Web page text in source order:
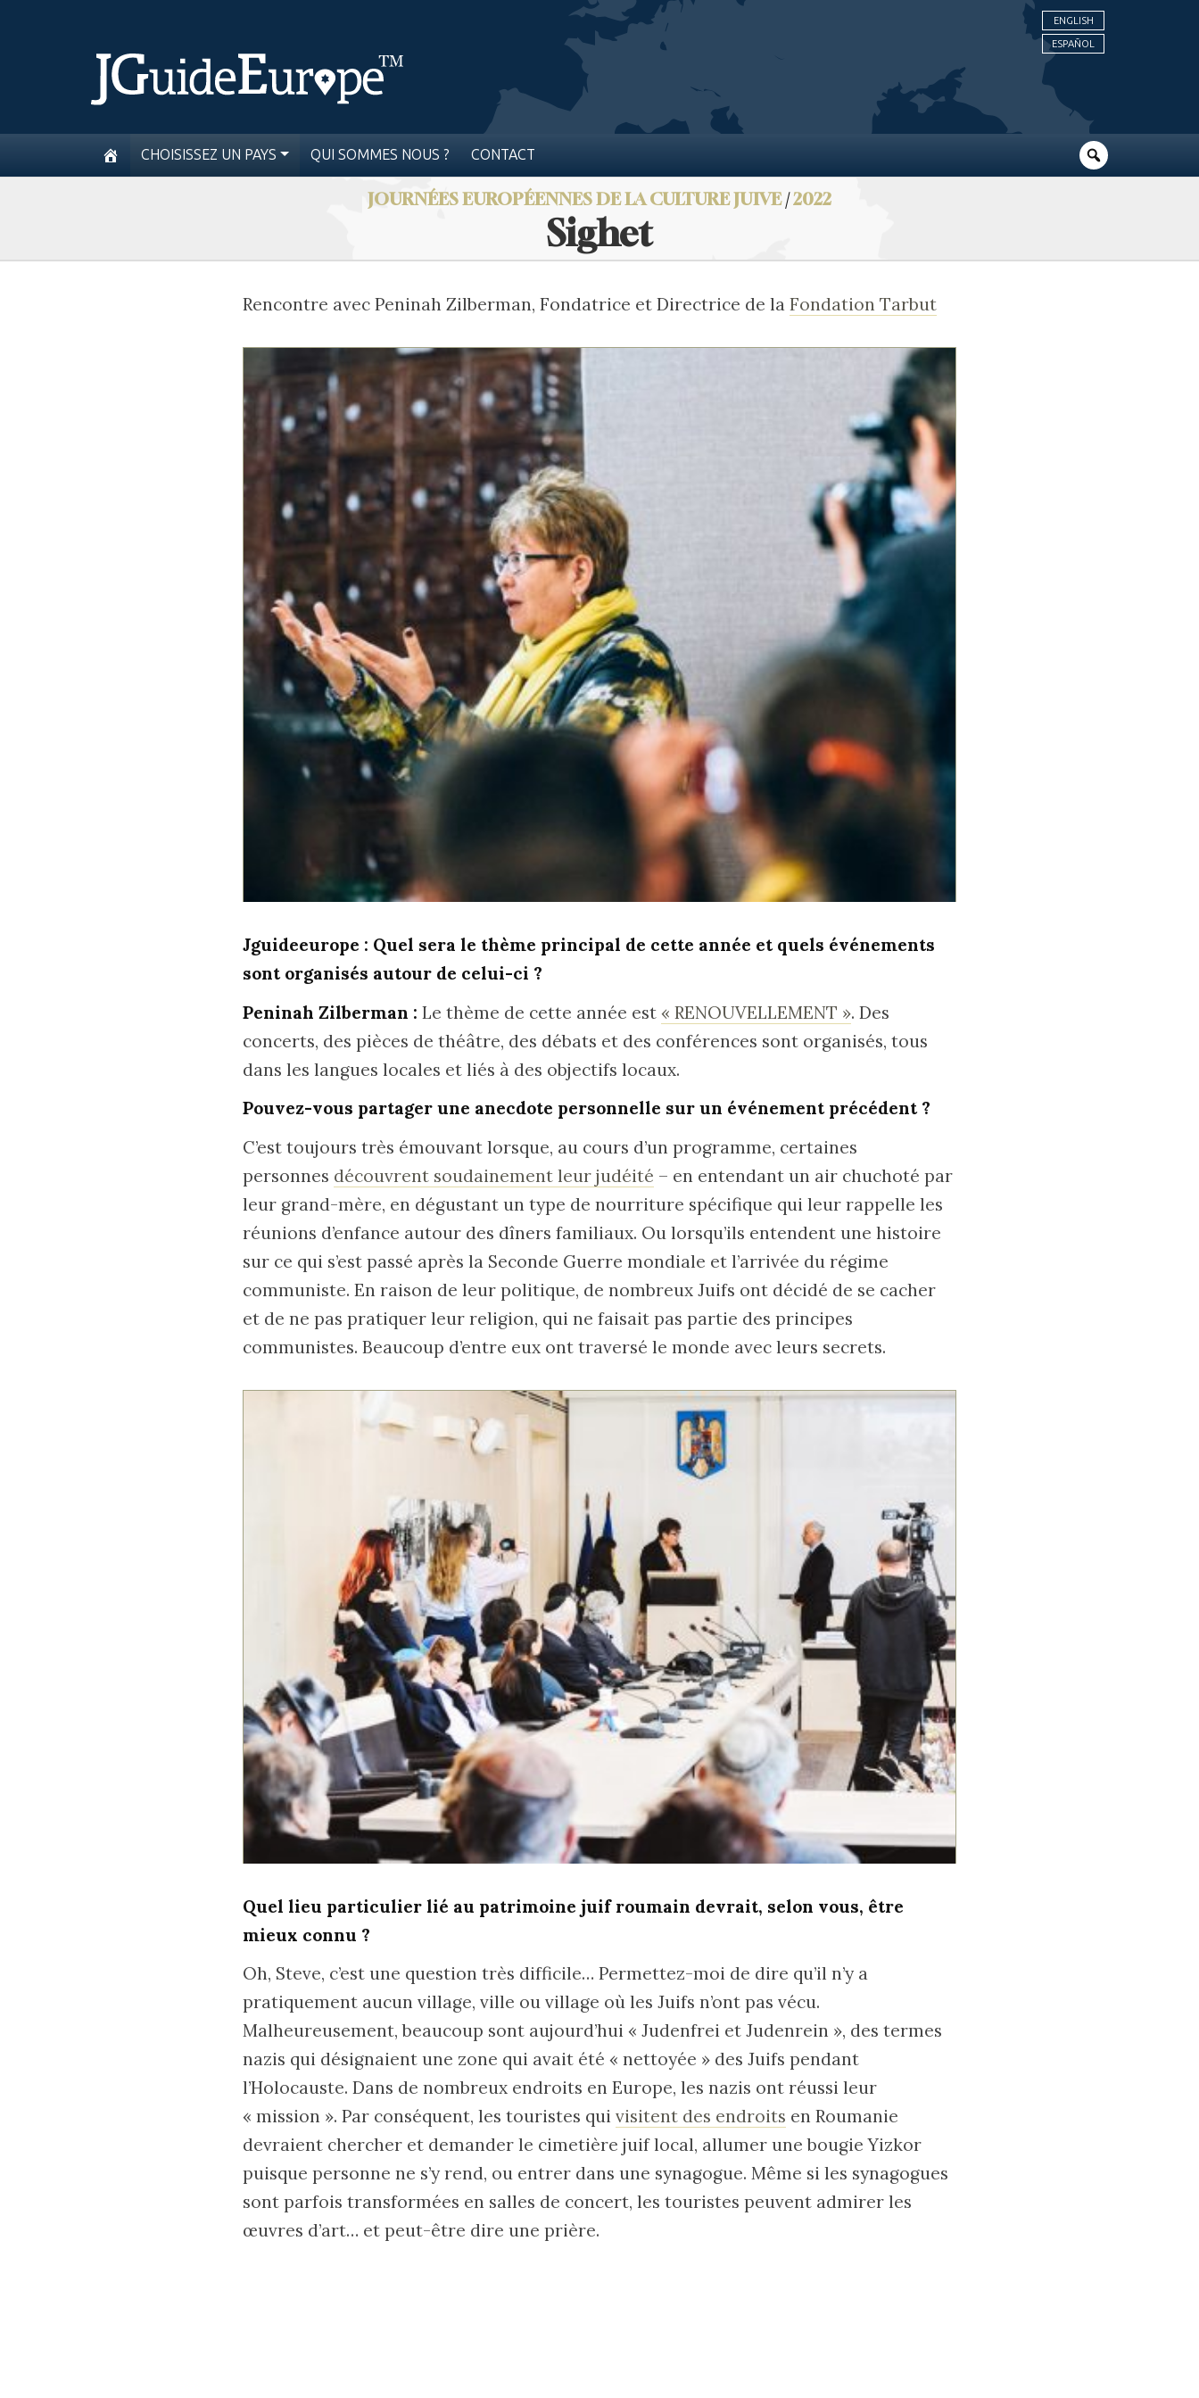
ENGLISH
ESPAÑOL
CHOISISSEZ UN PAYS QUI SOMMES NOUS ? CONTACT
JOURNÉES EUROPÉENNES DE LA CULTURE JUIVE/2022
Sighet
Rencontre avec Peninah Zilberman, Fondatrice et Directrice de la Fondation Tarbut
Jguideeurope : Quel sera le thème principal de cette année et quels événements
sont organisés autour de celui-ci ?
Peninah Zilberman : Le thème de cette année est « RENOUVELLEMENT ». Des
concerts, des pièces de théâtre, des débats et des conférences sont organisés, tous
dans les langues locales et liés à des objectifs locaux.
Pouvez-vous partager une anecdote personnelle sur un événement précédent ?
C’est toujours très émouvant lorsque, au cours d’un programme, certaines
personnes découvrent soudainement leur judéité – en entendant un air chuchoté par
leur grand-mère, en dégustant un type de nourriture spécifique qui leur rappelle les
réunions d’enfance autour des dîners familiaux. Ou lorsqu’ils entendent une histoire
sur ce qui s’est passé après la Seconde Guerre mondiale et l’arrivée du régime
communiste. En raison de leur politique, de nombreux Juifs ont décidé de se cacher
et de ne pas pratiquer leur religion, qui ne faisait pas partie des principes
communistes. Beaucoup d’entre eux ont traversé le monde avec leurs secrets.
Quel lieu particulier lié au patrimoine juif roumain devrait, selon vous, être
mieux connu ?
Oh, Steve, c’est une question très difficile… Permettez-moi de dire qu’il n’y a
pratiquement aucun village, ville ou village où les Juifs n’ont pas vécu.
Malheureusement, beaucoup sont aujourd’hui « Judenfrei et Judenrein », des termes
nazis qui désignaient une zone qui avait été « nettoyée » des Juifs pendant
l’Holocauste. Dans de nombreux endroits en Europe, les nazis ont réussi leur
« mission ». Par conséquent, les touristes qui visitent des endroits en Roumanie
devraient chercher et demander le cimetière juif local, allumer une bougie Yizkor
puisque personne ne s’y rend, ou entrer dans une synagogue. Même si les synagogues
sont parfois transformées en salles de concert, les touristes peuvent admirer les
œuvres d’art… et peut-être dire une prière.